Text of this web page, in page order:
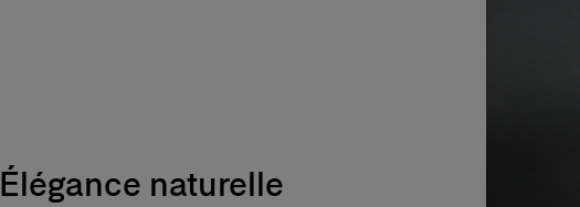
Élégance naturelle